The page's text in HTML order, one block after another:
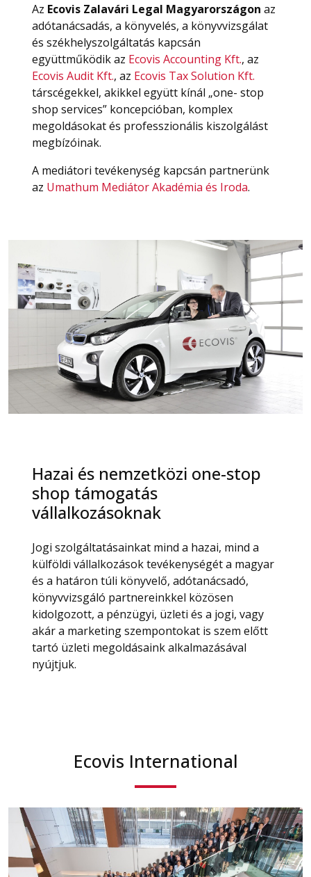
Az Ecovis Zalavári Legal Magyarországon az
adótanácsadás, a könyvelés, a könyvvizsgálat
és székhelyszolgáltatás kapcsán
együttműködik az Ecovis Accounting Kft., az
Ecovis Audit Kft., az Ecovis Tax Solution Kft.
társcégekkel, akikkel együtt kínál „one- stop
shop services” koncepcióban, komplex
megoldásokat és professzionális kiszolgálást
megbízóinak.
A mediátori tevékenység kapcsán partnerünk
az Umathum Mediátor Akadémia és Iroda.
Hazai és nemzetközi one-stop
shop támogatás
vállalkozásoknak
Jogi szolgáltatásainkat mind a hazai, mind a
külföldi vállalkozások tevékenységét a magyar
és a határon túli könyvelő, adótanácsadó,
könyvvizsgáló partnereinkkel közösen
kidolgozott, a pénzügyi, üzleti és a jogi, vagy
akár a marketing szempontokat is szem előtt
tartó üzleti megoldásaink alkalmazásával
nyújtjuk.
Ecovis International